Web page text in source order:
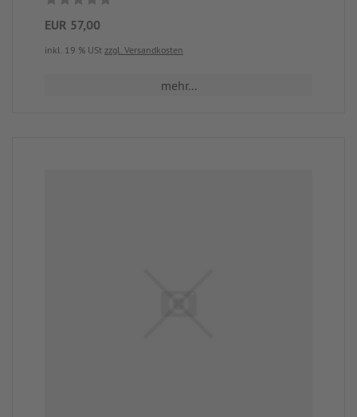
EUR 57,00
inkl. 19 % USt zzgl. Versandkosten
mehr...